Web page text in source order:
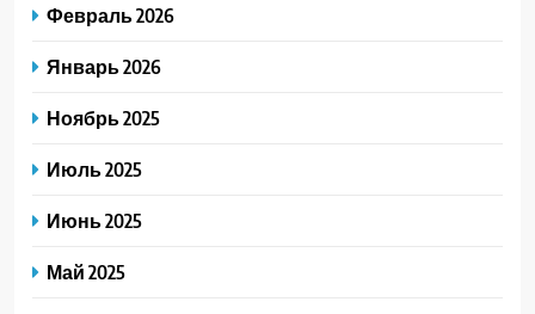
Февраль 2026
Январь 2026
Ноябрь 2025
Июль 2025
Июнь 2025
Май 2025